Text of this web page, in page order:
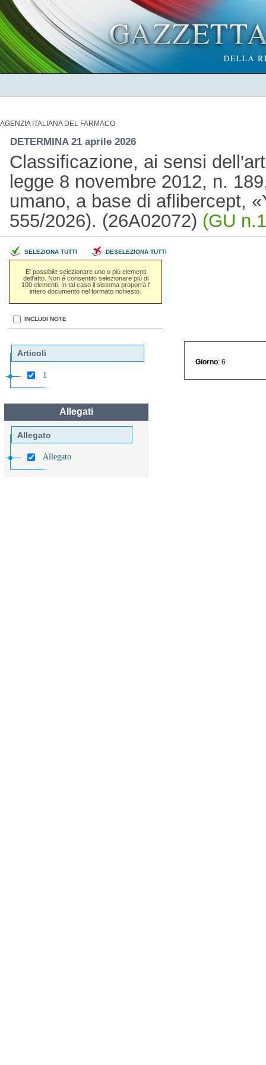
AGENZIA ITALIANA DEL FARMACO
DETERMINA 21 aprile 2026
Classificazione, ai sensi
legge 8 novembre 2012, n.
umano, a base di aflibercept,
555/2026). (26A02072) (GU
SELEZIONA TUTTI DESELEZIONA TUTTI
E' possibile selezionare uno o piú elementi
dell'atto. Non é consentito selezionare piú di
100 elementi. In tal caso il sistema proporrá l'
intero documento nel formato richiesto.
INCLUDI NOTE
Articoli
1
Allegati
Allegato
Allegato
Giorno : 6